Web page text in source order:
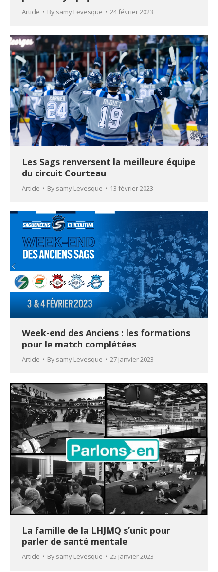
Article By samy Levesque 24 février 2023
Les Sags renversent la meilleure équipe
du circuit Courteau
Article By samy Levesque 13 février 2023
Week-end des Anciens : les formations
pour le match complétées
Article By samy Levesque 27 janvier 2023
La famille de la LHJMQ s’unit pour
parler de santé mentale
Article By samy Levesque 25 janvier 2023